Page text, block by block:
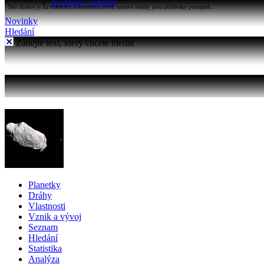
Katalogy objektů
Tato funkce je na stránkách Astronomia nová, testové otázky jsou přidávány postupně...
Novinky
Hledání
Zadejte text, který chcete hledat
Planetky
Dráhy
Vlastnosti
Vznik a vývoj
Seznam
Hledání
Statistika
Analýza